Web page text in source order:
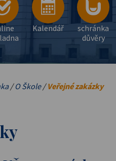
Kalendář
schránka
důvěry
/O Škole/Veřejné zakázky